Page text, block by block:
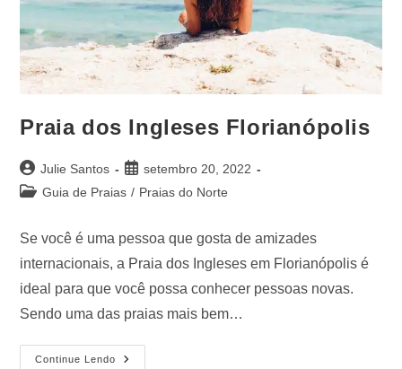
Praia dos Ingleses Florianópolis
Julie Santos
setembro 20, 2022
Guia de Praias / Praias do Norte
Se você é uma pessoa que gosta de amizades
internacionais, a Praia dos Ingleses em Florianópolis é
ideal para que você possa conhecer pessoas novas.
Sendo uma das praias mais bem…
Continue Lendo